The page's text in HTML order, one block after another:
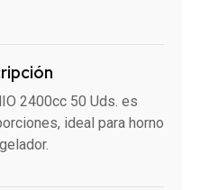
2400cc 50 Uds. es
ideal para horno